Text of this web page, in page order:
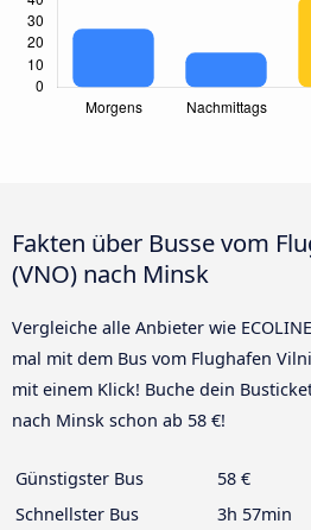
Fakten über Busse vom
(VNO) nach Minsk
Vergleiche alle Anbieter wie
mal mit dem Bus vom Flughafen
mit einem Klick! Buche dein
nach Minsk schon ab 58 €!
Günstigster Bus
58 €
Schnellster Bus
3h 57min